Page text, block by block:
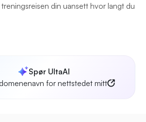
treningsreisen din uansett hvor langt du
Spør UltaAI
for nettstedet mitt